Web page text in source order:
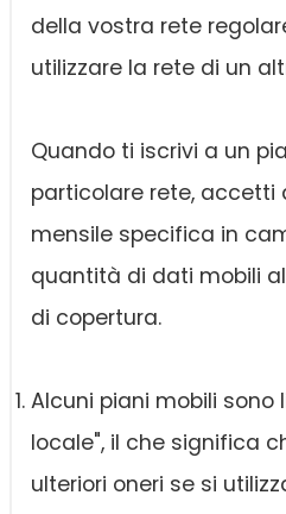
della vostra rete
utilizzare la rete di un
Quando ti iscrivi a un
particolare rete, accetti
mensile specifica in
quantità di dati mobili
di copertura.
Alcuni piani mobili
locale", il che significa
ulteriori oneri se si